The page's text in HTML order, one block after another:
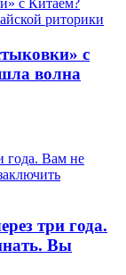
с
волна
три года.
Вы